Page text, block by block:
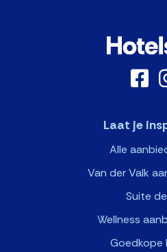
Laat je
Alle
Van der Valk
Suite
Wellness
Goedkope